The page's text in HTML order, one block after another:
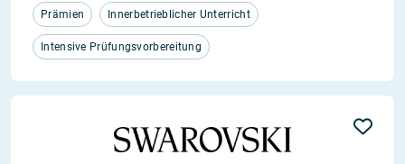
Prämien Innerbetrieblicher Unterricht
Intensive Prüfungsvorbereitung